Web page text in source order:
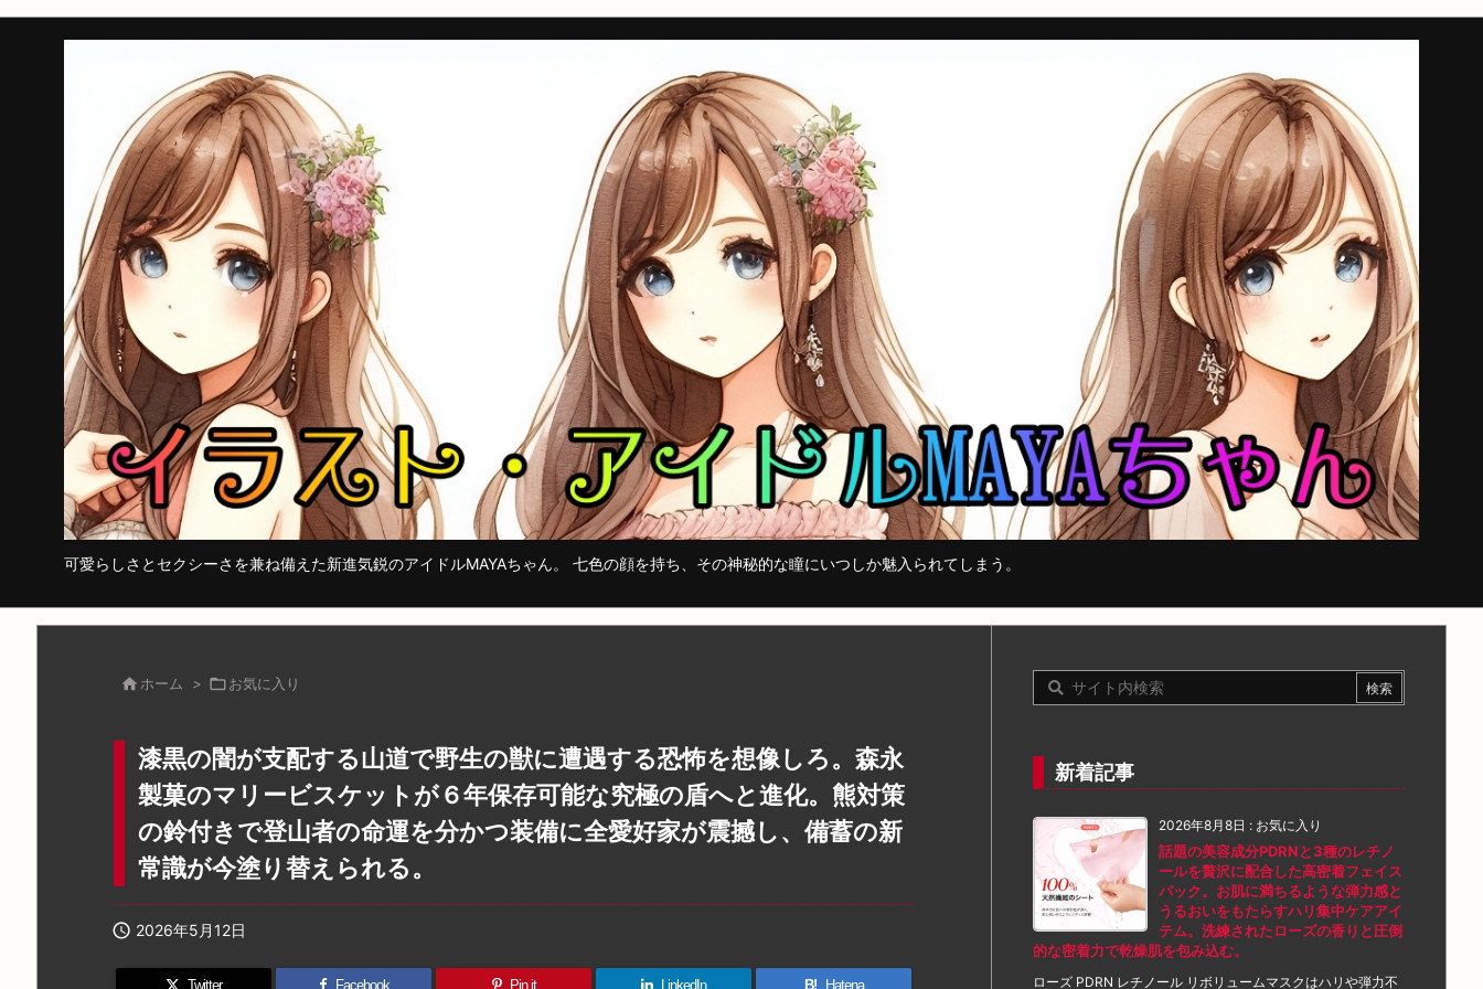
可愛らしさとセクシーさを兼ね備えた新進気鋭のアイドルMAYAちゃん。 七色の顔を持ち、その神秘的な瞳にいつしか魅入られてしまう。
 ホーム > お気に入り
漆黒の闇が支配する山道で野生の獣に遭遇する恐怖を想像しろ。森永
製菓のマリービスケットが６年保存可能な究極の盾へと進化。熊対策
の鈴付きで登山者の命運を分かつ装備に全愛好家が震撼し、備蓄の新
常識が今塗り替えられる。
 2026年5月12日
Twitter Facebook Pin it LinkedIn B! Hatena
新着記事
2026年8月8日 : お気に入り
話題の美容成分PDRNと3種のレチノ
ールを贅沢に配合した高密着フェイス
パック。お肌に満ちるような弾力感と
うるおいをもたらすハリ集中ケアアイ
テム。洗練されたローズの香りと圧倒
的な密着力で乾燥肌を包み込む。
ローズ PDRN レチノール リボリュームマスクはハリや弾力不